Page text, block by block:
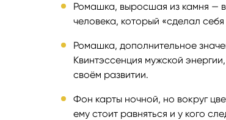
Ромашка, выросшая из камня —
человека, который «сделал
Ромашка, дополнительное
Квинтэссенция мужской
своём развитии.
Фон карты ночной, но вокруг
ему стоит равняться и у кого